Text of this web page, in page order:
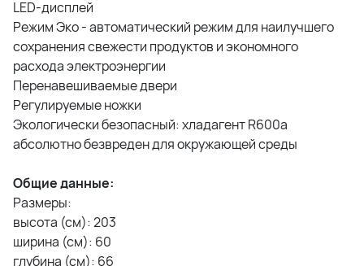
LED-дисплей
Режим Эко - автоматический режим для наилучшего
сохранения свежести продуктов и экономного
расхода электроэнергии
Перенавешиваемые двери
Регулируемые ножки
Экологически безопасный: хладагент R600a
абсолютно безвреден для окружающей среды
Общие данные:
Размеры:
высота (см): 203
ширина (см): 60
глубина (см): 66